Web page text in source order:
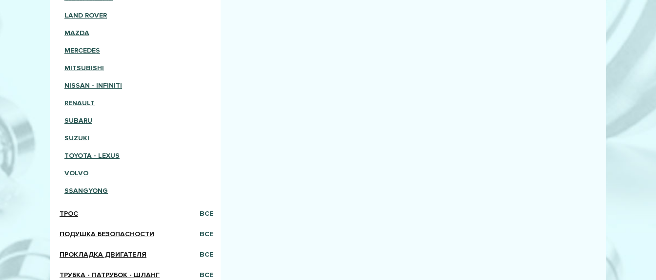
LAND ROVER
MAZDA
MERCEDES
MITSUBISHI
NISSAN - INFINITI
RENAULT
SUBARU
SUZUKI
TOYOTA - LEXUS
VOLVO
SSANGYONG
ВСЕ
ТРОС
ВСЕ
ПОДУШКА БЕЗОПАСНОСТИ
ВСЕ
ПРОКЛАДКА ДВИГАТЕЛЯ
ВСЕ
ТРУБКА - ПАТРУБОК - ШЛАНГ